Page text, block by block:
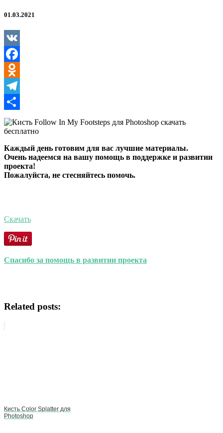
01.03.2021
VK
Facebook
Odnoklassniki
Telegram
Отправить
Каждый день готовим для вас лучшие материалы.
Очень надеемся на вашу помощь в поддержке и развитии
проекта!
Пожалуйста, не стесняйтесь помочь.
Скачать
Спасибо за помощь в развитии проекта
Related posts:
Кисть Color Splatter для
Photoshop